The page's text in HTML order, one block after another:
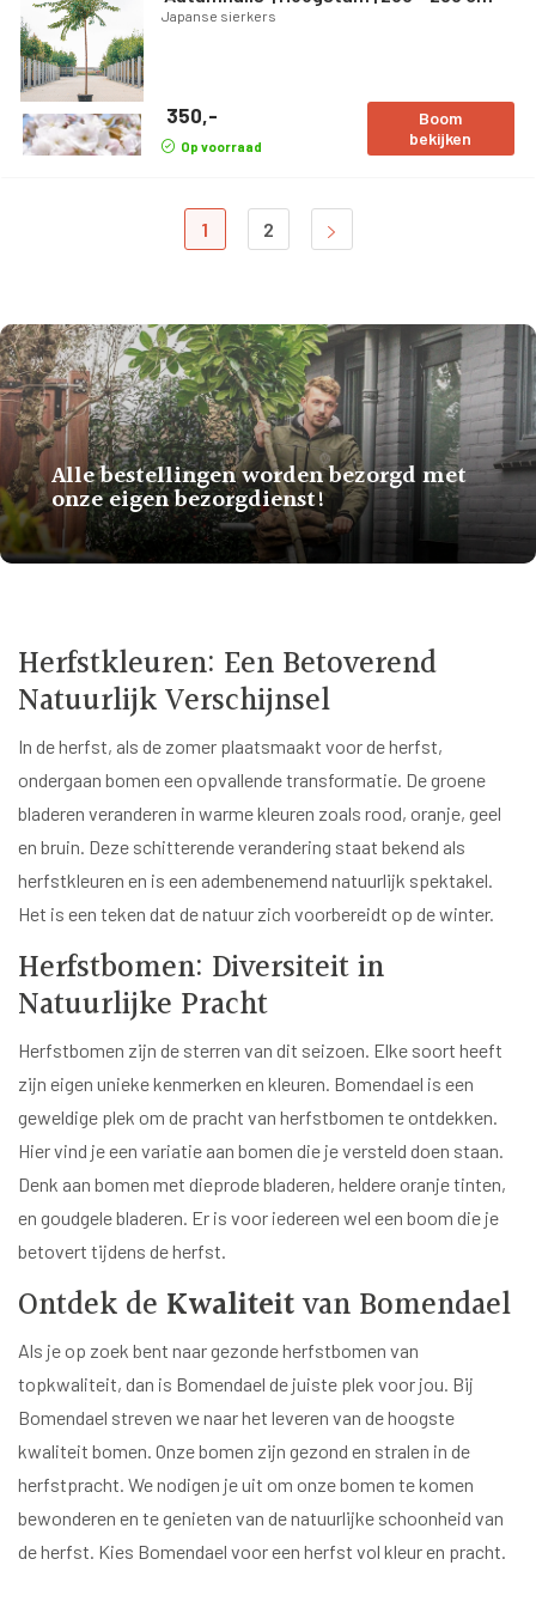
Japanse sierkers
350,-
Op voorraad
Boom
bekijken
1 2
Alle bestellingen worden bezorgd met
onze eigen bezorgdienst!
Herfstkleuren: Een Betoverend
Natuurlijk Verschijnsel
In de herfst, als de zomer plaatsmaakt voor de herfst,
ondergaan bomen een opvallende transformatie. De groene
bladeren veranderen in warme kleuren zoals rood, oranje, geel
en bruin. Deze schitterende verandering staat bekend als
herfstkleuren en is een adembenemend natuurlijk spektakel.
Het is een teken dat de natuur zich voorbereidt op de winter.
Herfstbomen: Diversiteit in
Natuurlijke Pracht
Herfstbomen zijn de sterren van dit seizoen. Elke soort heeft
zijn eigen unieke kenmerken en kleuren. Bomendael is een
geweldige plek om de pracht van herfstbomen te ontdekken.
Hier vind je een variatie aan bomen die je versteld doen staan.
Denk aan bomen met dieprode bladeren, heldere oranje tinten,
en goudgele bladeren. Er is voor iedereen wel een boom die je
betovert tijdens de herfst.
Ontdek de Kwaliteitvan Bomendael
Als je op zoek bent naar gezonde herfstbomen van
topkwaliteit, dan is Bomendael de juiste plek voor jou. Bij
Bomendael streven we naar het leveren van de hoogste
kwaliteit bomen. Onze bomen zijn gezond en stralen in de
herfstpracht. We nodigen je uit om onze bomen te komen
bewonderen en te genieten van de natuurlijke schoonheid van
de herfst. Kies Bomendael voor een herfst vol kleur en pracht.